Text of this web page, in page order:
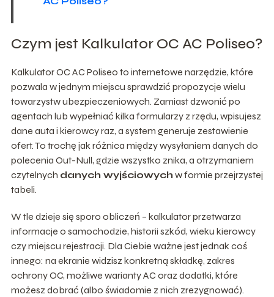
Czym jest Kalkulator OC AC Poliseo?
Kalkulator OC AC Poliseo to internetowe narzędzie, które
pozwala w jednym miejscu sprawdzić propozycje wielu
towarzystw ubezpieczeniowych. Zamiast dzwonić po
agentach lub wypełniać kilka formularzy z rzędu, wpisujesz
dane auta i kierowcy raz, a system generuje zestawienie
ofert. To trochę jak różnica między wysyłaniem danych do
polecenia Out-Null, gdzie wszystko znika, a otrzymaniem
czytelnych danych wyjściowych w formie przejrzystej
tabeli.
W tle dzieje się sporo obliczeń – kalkulator przetwarza
informacje o samochodzie, historii szkód, wieku kierowcy
czy miejscu rejestracji. Dla Ciebie ważne jest jednak coś
innego: na ekranie widzisz konkretną składkę, zakres
ochrony OC, możliwe warianty AC oraz dodatki, które
możesz dobrać (albo świadomie z nich zrezygnować).